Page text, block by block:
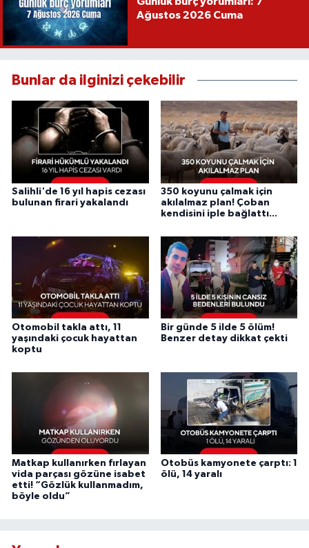
Ağustos 2026 Cuma
Bunlar da ilginizi çekebilir
Salihli'de 16 yıl hapis cezası
bulunan firari yakalandı
350 koyunu çalmak için
akılalmaz plan! Çoban
kendisini iple bağlattı...
Otomobil takla attı, 11
yaşındaki çocuk hayattan
koptu
Bir günde 5 ilde 5 ölüm!
Benzer detay dikkat çekti
Matkap kullanırken fırlayan
vida parçası gözüne isabet
etti! “Gözlük kullanmadım,
böyle oldu”
Otobüs kamyonete çarptı: 1
ölü, 14 yaralı